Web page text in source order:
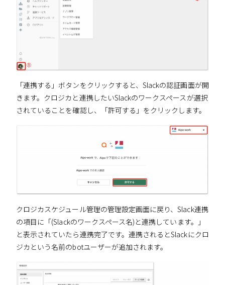
「連携する」ボタンをクリックすると、Slackの認証画面が開
きます。クロジカと連携したいSlackのワークスペースが選択
されていることを確認し、「許可する」をクリックします。
クロジカスケジュール管理の管理設定画面に戻り、Slack連携
の項目に「(Slackのワークスペース名)と連携しています。」
と表示されていたら連携完了です。連携されるとSlackにクロ
ジカという名前のbotユーザーが追加されます。